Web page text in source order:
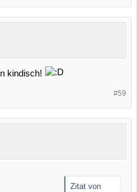
kindisch!
#59
Zitat von